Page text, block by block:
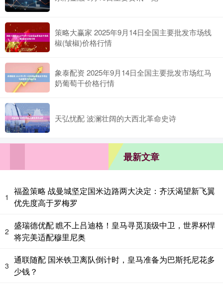
策略大赢家 2025年9月14日全国主要批发市场线
椒(皱椒)价格行情
象泰配资 2025年9月14日全国主要批发市场红马
奶葡萄干价格行情
天弘忧配 波澜壮阔的大西北革命史诗
最新文章
1
福盈策略 战曼城坚定国米边路两大决定：齐沃渴望新飞翼
优先度高于罗梅罗
2
盛瑞德优配 瞧不上吕迪格！皇马寻觅顶级中卫，世界杯悍
将完美适配穆里尼奥
3
通联随配 国米铁卫离队倒计时，皇马准备为巴斯托尼花多
少钱？